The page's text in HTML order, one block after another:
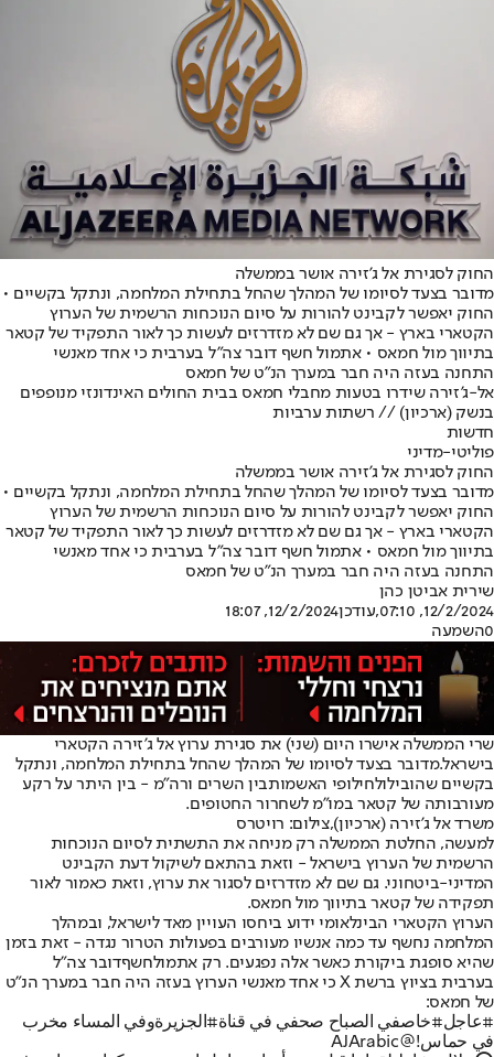
החוק לסגירת אל ג'זירה אושר בממשלה
מדובר בצעד לסיומו של המהלך שהחל בתחילת המלחמה, ונתקל בקשיים •
החוק יאפשר לקבינט להורות על סיום הנוכחות הרשמית של הערוץ
הקטארי בארץ - אך גם שם לא מזדרזים לעשות כך לאור התפקיד של קטאר
בתיווך מול חמאס • אתמול חשף דובר צה"ל בערבית כי אחד מאנשי
התחנה בעזה היה חבר במערך הנ"ט של חמאס
אל-ג'זירה שידרו בטעות מחבלי חמאס בבית החולים האינדונזי מנופפים
בנשק (ארכיון) // רשתות ערביות
חדשות
פוליטי-מדיני
החוק לסגירת אל ג'זירה אושר בממשלה
מדובר בצעד לסיומו של המהלך שהחל בתחילת המלחמה, ונתקל בקשיים •
החוק יאפשר לקבינט להורות על סיום הנוכחות הרשמית של הערוץ
הקטארי בארץ - אך גם שם לא מזדרזים לעשות כך לאור התפקיד של קטאר
בתיווך מול חמאס • אתמול חשף דובר צה"ל בערבית כי אחד מאנשי
התחנה בעזה היה חבר במערך הנ"ט של חמאס
שירית אביטן כהן
12/2/2024, 07:10
,עודכן12/2/2024, 18:07
0השמעה
שרי הממשלה אישרו היום (שני) את סגירת ערוץ אל ג'זירה הקטארי
בישראל.מדובר בצעד לסיומו של המהלך שהחל בתחילת המלחמה, ונתקל
בקשיים שהובילולחילופי האשמותבין השרים ורה"מ - בין היתר על רקע
מעורבותה של קטאר במו"מ לשחרור החטופים.
משרד אל ג'זירה (ארכיון),צילום: רויטרס
למעשה, החלטת הממשלה רק מניחה את התשתית לסיום הנוכחות
הרשמית של הערוץ בישראל - וזאת בהתאם לשיקול דעת הקבינט
המדיני-ביטחוני. גם שם לא מזדרזים לסגור את ערוץ, וזאת כאמור לאור
תפקידה של קטאר בתיווך מול חמאס.
הערוץ הקטארי הבינלאומי ידוע ביחסו העויין מאד לישראל, ובמהלך
המלחמה נחשף עד כמה אנשיו מעורבים בפעולות הטרור נגדה - זאת בזמן
שהיא סופגת ביקורת כאשר אלה נפגעים. רק אתמולחשףדובר צה"ל
בערבית בציוץ ברשת X כי אחד מאנשי הערוץ בעזה היה חבר במערך הנ"ט
של חמאס:
#عاجل#خاصفي الصباح صحفي في قناة#الجزيرةوفي المساء مخرب
في حماس!@AJArabic